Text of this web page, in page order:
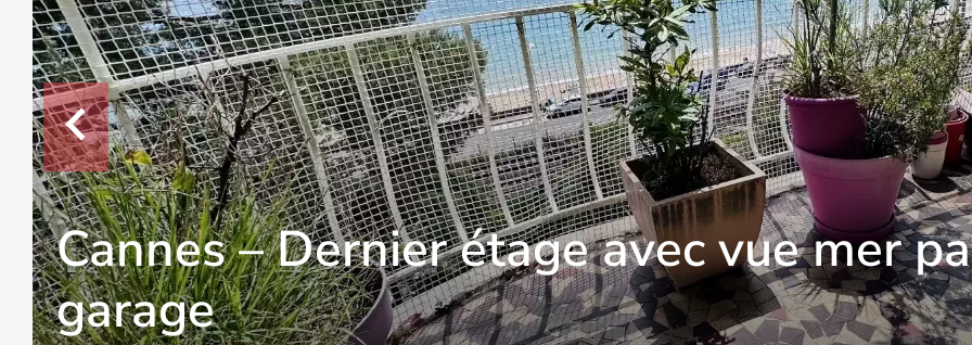
Cannes – Dernier étage avec vue mer
garage